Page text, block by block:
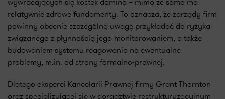
relatywnie zdrowe fundamenty. To oznacza, że zarządy firm
powinny obecnie szczególną uwagę przykładać do ryzyka
związanego z płynnością jego monitorowaniem, a także
budowaniem systemu reagowania na ewentualne
problemy, m.in. od strony formalno-prawnej.
Dlatego eksperci Kancelarii Prawnej firmy Grant Thornton
oraz specjalizującej się w doradztwie restrukturyzacyjnym